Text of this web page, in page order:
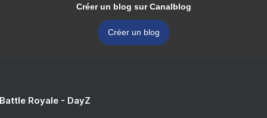
Créer un blog sur Canalblog
Créer un blog
Royale - DayZ